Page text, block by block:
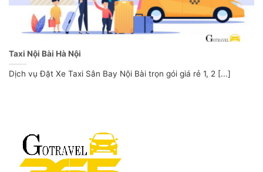
Taxi Nội Bài Hà Nội
Dịch vụ Đặt Xe Taxi Sân Bay Nội Bài trọn gói giá rẻ 1, 2 [...]